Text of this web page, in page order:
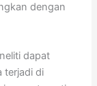
dengan
dapat
terjadi di